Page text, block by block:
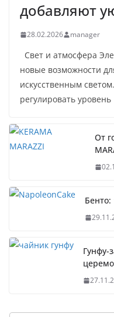
добавляют
28.02.2026 manager
Свет и атмосфера
новые возможности
искусственным
регулировать уровень
От
Бенто:
Гунфу-